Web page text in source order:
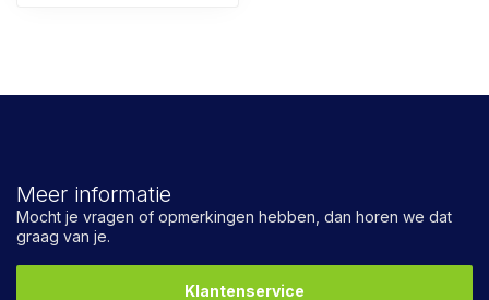
Meer informatie
Mocht je vragen of opmerkingen hebben, dan horen we dat
graag van je.
Klantenservice